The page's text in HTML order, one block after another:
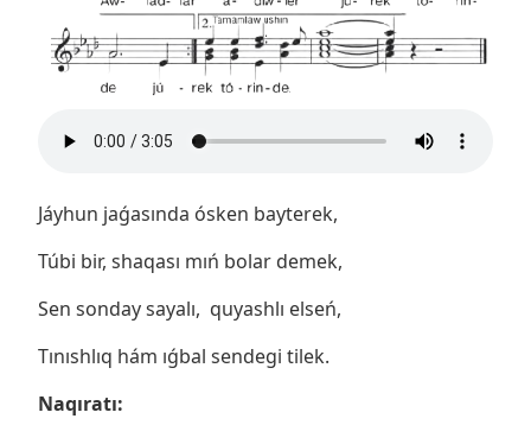
Jáyhun jaǵasında ósken bayterek,
Túbi bir, shaqası mıń bolar demek,
Sen sonday sayalı, quyashlı elseń,
Tınıshlıq hám ıǵbal sendegi tilek.
Naqıratı: